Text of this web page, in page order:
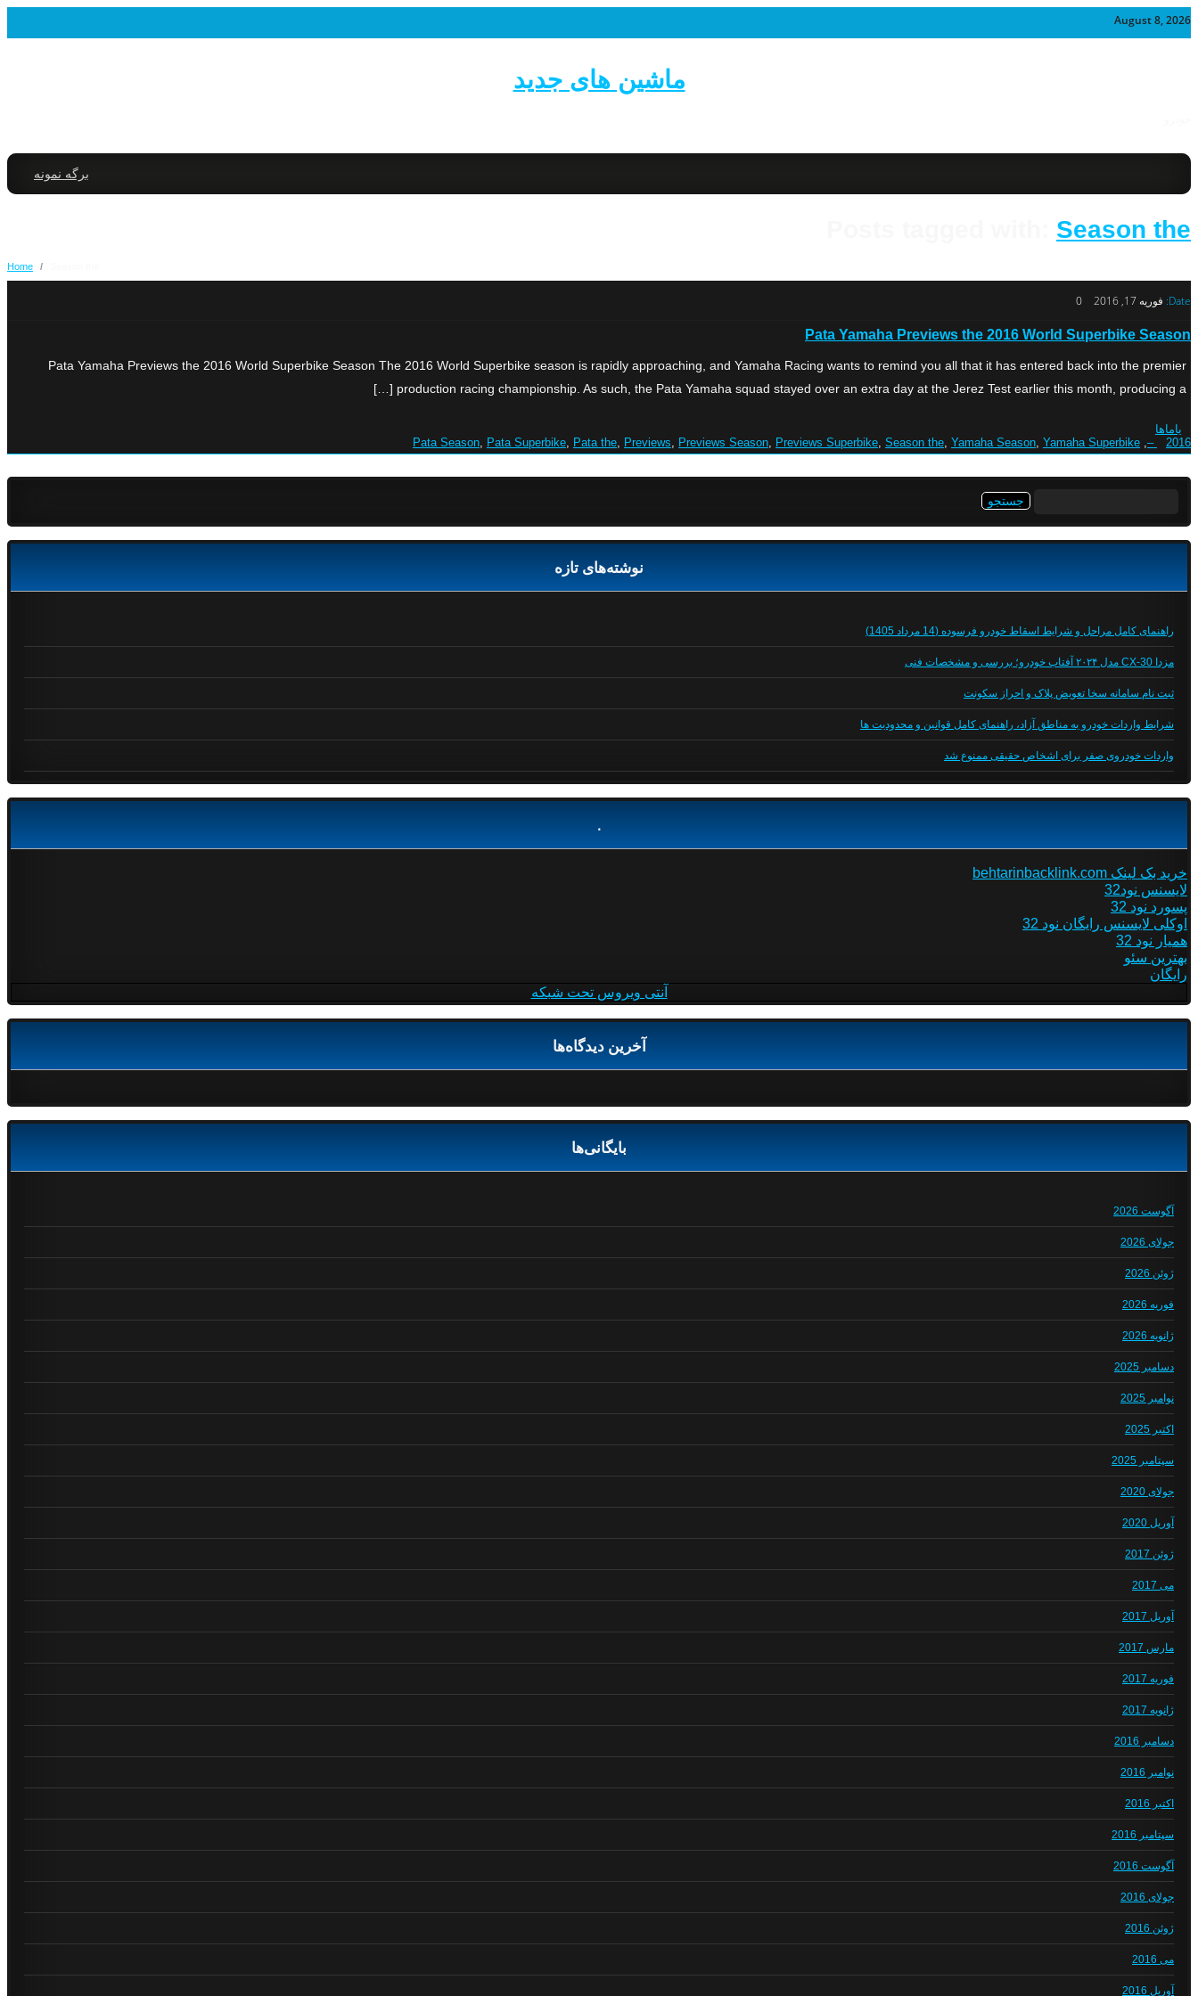
August 8, 2026
ماشین های جدید
برگه نمونه
Season the
Home /
Date: فوریه 17, 2016 0
Pata Yamaha Previews the 2016 World Superbike Season
Pata Yamaha Previews the 2016 World Superbike Season The 2016 World Superbike season is rapidly approaching, and Yamaha Racing wants to remind you all that it has entered back into the premier
production racing championship. As such, the Pata Yamaha squad stayed over an extra day at the Jerez Test earlier this month, producing a […]
یاماها
2016 –
,
Pata Season, Pata Superbike, Pata the, Previews, Previews Season, Previews Superbike, Season the, Yamaha Season, Yamaha Superbike
نوشته‌های تازه
راهنمای کامل مراحل و شرایط اسقاط خودرو فرسوده (14 مرداد 1405)
مزدا CX-30 مدل ۲۰۲۴ آفتاب خودرو؛ بررسی و مشخصات فنی
ثبت نام سامانه سخا تعویض پلاک و احراز سکونت
شرایط واردات خودرو به مناطق آزاد، راهنمای کامل قوانین و محدودیت ها
واردات خودروی صفر برای اشخاص حقیقی ممنوع شد
.
خرید بک لینک behtarinbacklink.com
لایسنس نود32
پسورد نود 32
اوکلی لایسنس رایگان نود 32
همیار نود 32
بهترین سئو
رایگان
آنتی ویروس تحت شبکه
آخرین دیدگاه‌ها
بایگانی‌ها
آگوست 2026
جولای 2026
ژوئن 2026
فوریه 2026
ژانویه 2026
دسامبر 2025
نوامبر 2025
اکتبر 2025
سپتامبر 2025
جولای 2020
آوریل 2020
ژوئن 2017
می 2017
آوریل 2017
مارس 2017
فوریه 2017
ژانویه 2017
دسامبر 2016
نوامبر 2016
اکتبر 2016
سپتامبر 2016
آگوست 2016
جولای 2016
ژوئن 2016
می 2016
آوریل 2016